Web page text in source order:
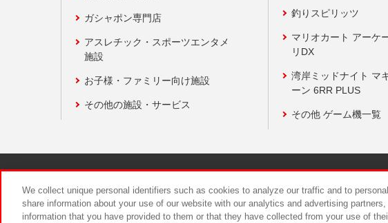
ガシャポン専門店
アスレチック・スポーツエンタメ
施設
お子様・ファミリー向け施設
その他の施設・サービス
釣りスピリッツ
マリオカート アーケ
リDX
湾岸ミッドナイト マ
ーン 6RR PLUS
その他 ゲーム機一覧
食品のご提供について カ
We collect unique personal identifiers such as cookies to analyze our traffic and to
share information about your use of our website with our analytics and advertising
information that you have provided to them or that they have collected from your use of